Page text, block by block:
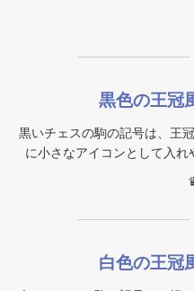
黒色の王冠
黒いチェスの駒の記号は、王
に小さなアイコンとして入れ
白色の王冠